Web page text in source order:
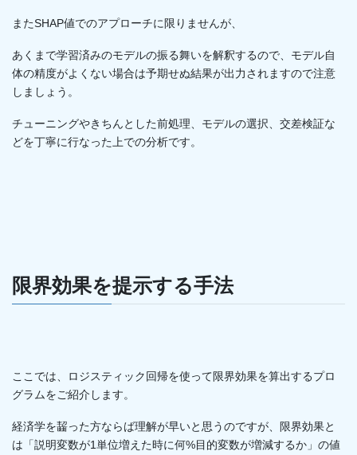
またSHAP値でのアプローチに限りませんが、
あくまで学習済みのモデルの振る舞いを解釈するので、モデル自
体の精度がよくない場合は予期せぬ結果が出力されますので注意
しましょう。
チューニングやきちんとした前処理、モデルの選択、交差検証な
どを丁寧に行なった上での分析です。
限界効果を提示する手法
ここでは、ロジスティック回帰を使って限界効果を算出するプロ
グラムをご紹介します。
経済学を齧った方ならば理解が早いと思うのですが、限界効果と
は「説明変数が1単位増えた時に何%目的変数が増減するか」の値